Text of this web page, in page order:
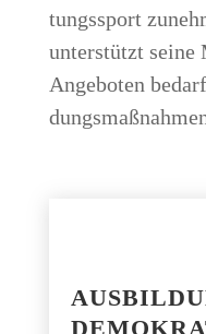
tungs­sport
unter­stützt
Ange­bo­ten